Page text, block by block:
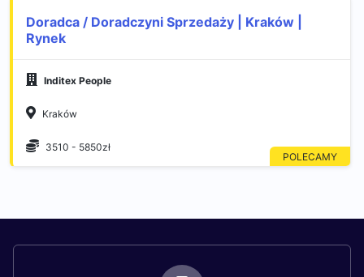
Doradca / Doradczyni Sprzedaży | Kraków |
Rynek
Inditex People
Kraków
3510 - 5850zł